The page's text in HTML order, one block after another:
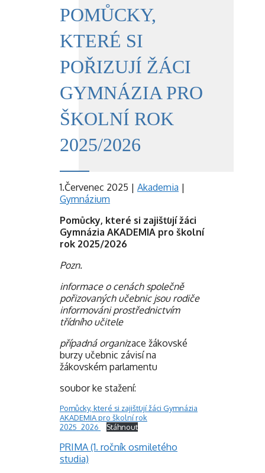
POMŮCKY,
KTERÉ SI
POŘIZUJÍ ŽÁCI
GYMNÁZIA PRO
ŠKOLNÍ ROK
2025/2026
1.Červenec 2025 | Akademia |
Gymnázium
Pomůcky, které si zajišťují žáci
Gymnázia AKADEMIA pro školní
rok 2025/2026
Pozn.
informace o cenách společně
pořizovaných učebnic jsou rodiče
informováni prostřednictvím
třídního učitele
případná organizace žákovské
burzy učebnic závisí na
žákovském parlamentu
soubor ke stažení:
Pomůcky, které si zajišťují žáci Gymnázia
AKADEMIA pro školní rok
2025_2026
Stáhnout
PRIMA (1. ročník osmiletého
studia)